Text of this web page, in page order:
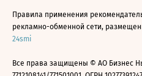
Правила применения
рекламно-обменной сети,
24smi
Все права защищены © АО Бизнес